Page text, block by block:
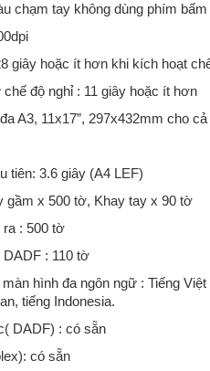
chạm tay không dùng phím bấm
giây hoặc ít hơn khi kích hoạt
độ nghỉ : 11 giây hoặc ít hơn
A3, 11x17”, 297x432mm cho
tiên: 3.6 giây (A4 LEF)
gầm x 500 tờ, Khay tay x 90 tờ
: 500 tờ
: 110 tờ
hình đa ngôn ngữ : Tiếng
tiếng Indonesia.
DADF) : có sẵn
có sẵn